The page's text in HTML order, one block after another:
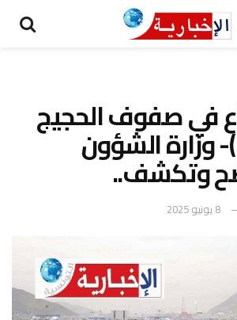
في صفوف الحجيج
وزارة الشؤون
وتكشف..
8 يونيو 2025